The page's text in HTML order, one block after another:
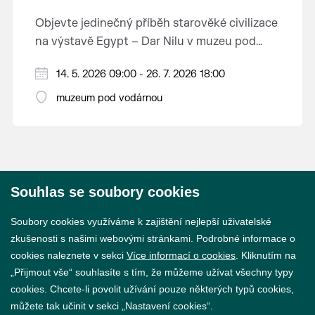
Objevte jedinečný příběh starověké civilizace
na výstavě Egypt – Dar Nilu v muzeu pod
Výstava představuje umění starého Egypta,
autentickou hrobku se sarkofágem i
na tuto fascinující epochu.
2026 v muzeu pod vodárnou.
14. 5. 2026 09:00 - 26. 7. 2026 18:00
muzeum pod vodárnou
Souhlas se soubory cookies
Soubory cookies využíváme k zajištění nejlepší uživatelské
zkušenosti s našimi webovými stránkami. Podrobné informace o
cookies naleznete v sekci Více informací o cookies . Kliknutím na
„Přijmout vše“ souhlasíte s tím, že můžeme užívat všechny typy
cookies. Chcete-li povolit užívání pouze některých typů cookies,
můžete tak učinit v sekci „Nastavení cookies“.